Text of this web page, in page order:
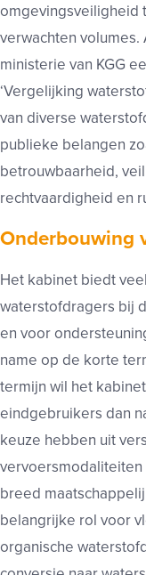
omgevingsveiligheid
verwachten
ministerie van KGG
‘Vergelijking
van diverse
publieke belangen
betrouwbaarheid,
rechtvaardigheid en
Onderbouwing
Het kabinet biedt
waterstofdragers bij
en voor
name op de korte
termijn wil het
eindgebruikers dan
keuze hebben uit
breed
belangrijke rol voor
organische